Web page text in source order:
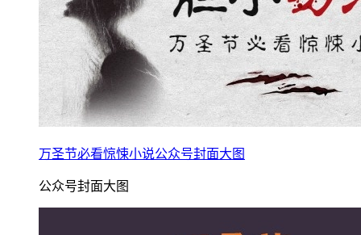
万圣节必看惊悚小说公众号封面大图
公众号封面大图